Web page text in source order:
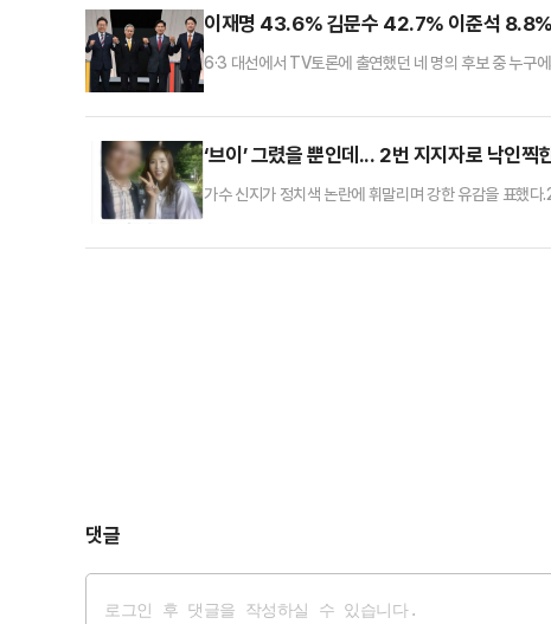
이재명 43.6% 김문수 42.7% 이준석
6·3 대선에서 TV토론에 출연했던 네 명의 후보 중 누구
관련 발언 논란과 김문수 후보의 뒷심이 맞물려 격차가
‘브이’ 그렸을 뿐인데... 2번 지지자로 낙인찍
가수 신지가 정치색 논란에 휘말리며 강한 유감을 표했
를 두고 이 게시자는 신지가 기호 2번인 국민의힘 김문
댓글